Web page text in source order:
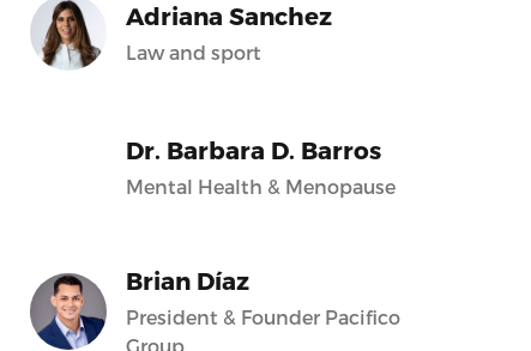
Adriana Sanchez
Law and sport
Dr. Barbara D. Barros
Mental Health & Menopause
Brian Díaz
President & Founder Pacifico
Group